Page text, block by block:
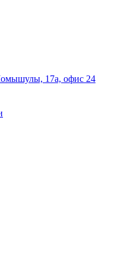
17а, офис 24